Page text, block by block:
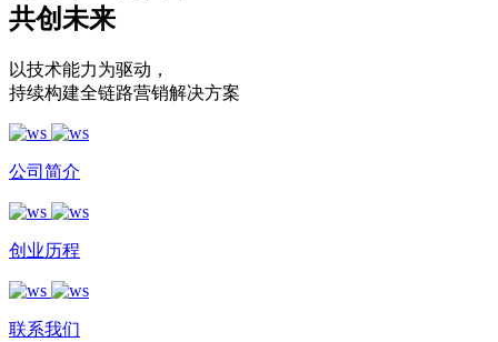
共创未来
以技术能力为驱动 ，
持续构建全链路营销解决方案
公司简介
创业历程
联系我们